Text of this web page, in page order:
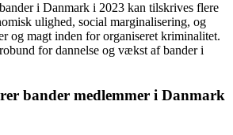
i Danmark i 2023 kan tilskrives flere
ulighed, social marginalisering, og
og magt inden for organiseret kriminalitet.
for dannelse og vækst af bander i
bander medlemmer i Danmark